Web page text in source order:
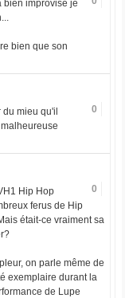
bien improvisé je
bien que son
0
du mieu qu'il
0
Hip Hop
ferus de Hip
était-ce vraiment sa
on parle même de
exemplaire durant la
de Lupe